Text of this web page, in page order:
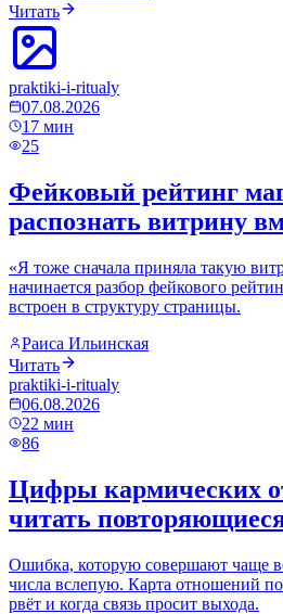
Читать
praktiki-i-ritualy
07.08.2026
17 мин
25
Фейковый рейтинг
распознать витрину
«Я тоже сначала приняла такую
начинается разбор фейкового
встроен в структуру страницы.
Раиса Ильинская
Читать
praktiki-i-ritualy
06.08.2026
22 мин
86
Цифры кармических
читать
Ошибка, которую совершают чаще
числа вслепую. Карта отношений
рвёт и когда связь просит выхода.